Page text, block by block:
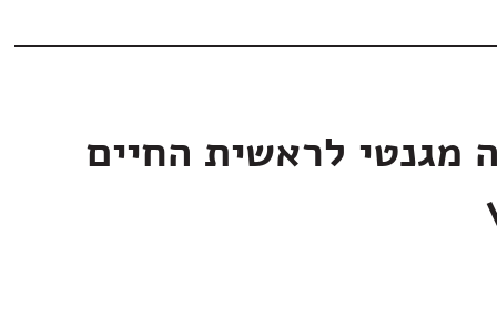
מגנטי לראשית החיים